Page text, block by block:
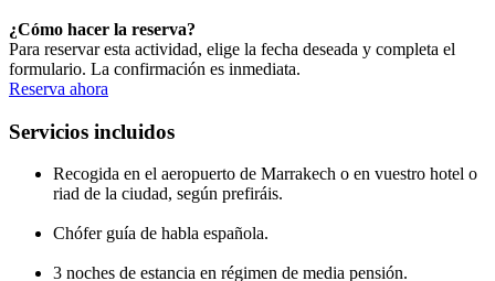
¿Cómo hacer la reserva?
Para reservar esta actividad, elige la fecha deseada y completa el
formulario. La confirmación es inmediata.
Reserva ahora
Servicios incluidos
Recogida en el aeropuerto de Marrakech o en vuestro hotel o
riad de la ciudad, según prefiráis.
Chófer guía de habla española.
3 noches de estancia en régimen de media pensión.